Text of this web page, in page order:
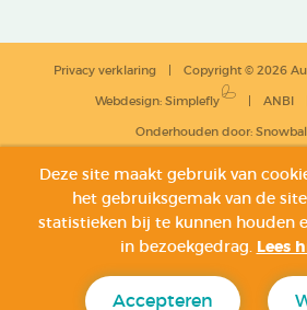
Copyright © 2026
Privacy verklaring
ANBI
Webdesign: Simplefly
Onderhouden door: Snowball
Deze site maakt gebruik van
het gebruiksgemak van de
statistieken bij te kunnen houden
in bezoekgedrag. Lees
Accepteren